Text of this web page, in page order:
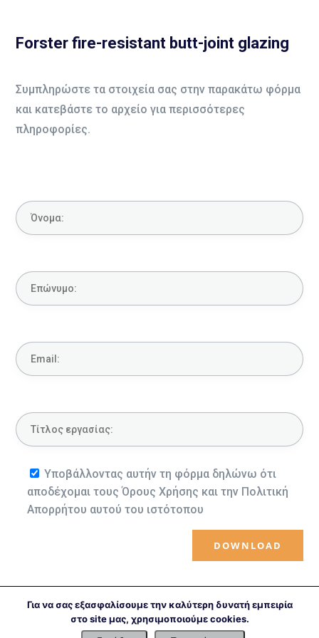
Forster fire-resistant butt-joint glazing
Συμπληρώστε τα στοιχεία σας στην παρακάτω φόρμα
και κατεβάστε το αρχείο για περισσότερες
πληροφορίες.
Υποβάλλοντας αυτήν τη φόρμα δηλώνω ότι
αποδέχομαι τους Όρους Χρήσης και την Πολιτική
Απορρήτου αυτού του ιστότοπου
←Προηγούμενο αρχείο Επόμενο αρχείο→
Για να σας εξασφαλίσουμε την καλύτερη δυνατή εμπειρία
στο site μας, χρησιμοποιούμε cookies.